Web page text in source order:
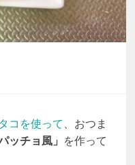
コを使って 、おつま
ッチョ風」
を作って